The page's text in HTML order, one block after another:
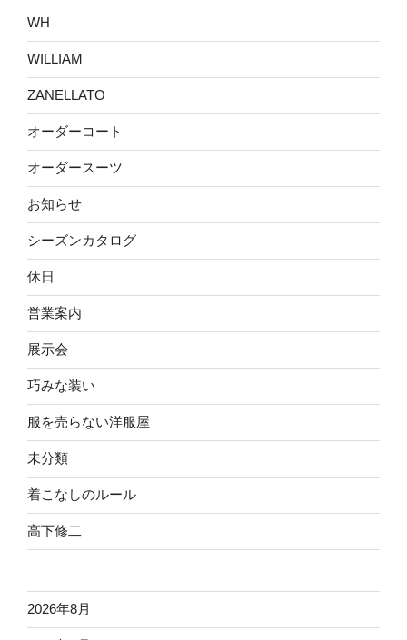
WH
WILLIAM
ZANELLATO
オーダーコート
オーダースーツ
お知らせ
シーズンカタログ
休日
営業案内
展示会
巧みな装い
服を売らない洋服屋
未分類
着こなしのルール
高下修二
2026年8月